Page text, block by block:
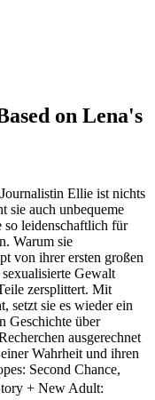
on Lena's
Ellie ist nichts
sie auch unbequeme
so leidenschaftlich für
Warum sie
von ihrer ersten großen
Gewalt
zersplittert. Mit
setzt sie es wieder ein
Geschichte über
ausgerechnet
Wahrheit und ihren
Second Chance,
+ New Adult: